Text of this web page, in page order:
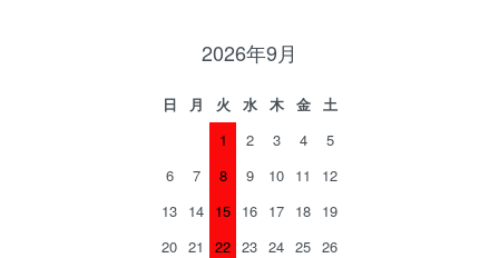
2026年9月
日 月 火 水 木 金
土
1
2 3 4
5
6
7 8 9 10 11
12
13 14 15 16 17 18 19
20 21 22 23 24 25 26